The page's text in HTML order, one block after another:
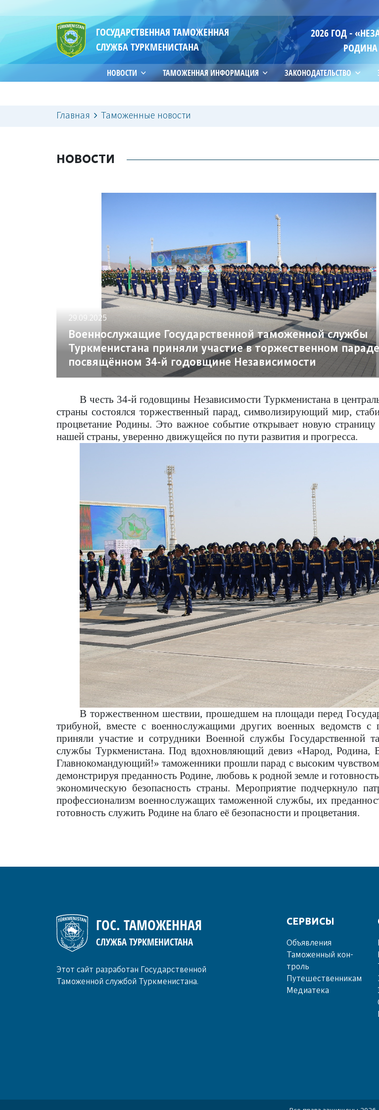
ГОСУДАРСТВЕННАЯ ТАМОЖЕННАЯ
СЛУЖБА ТУРКМЕНИСТАНА
2026 ГОД -
РОДИНА
НОВОСТИ ТАМОЖЕННАЯ ИНФОРМАЦИЯ ЗАКОНОДАТЕЛЬСТВО
Главная Таможенные новости
НОВОСТИ
29.09.2025
Военнослужащие Государственной таможенной службы
Туркменистана приняли участие в торжественном
посвящённом 34-й годовщине Независимости
В честь 34-й годовщины Независимости Туркменистана в
страны состоялся торжественный парад, символизирующий мир,
процветание Родины. Это важное событие открывает новую страницу
нашей страны, уверенно движущейся по пути развития и прогресса.
В торжественном шествии, прошедшем на площади перед
трибуной, вместе с военнослужащими других военных ведомств с
приняли участие и сотрудники Военной службы Государственной
службы Туркменистана. Под вдохновляющий девиз «Народ, Родина,
Главнокомандующий!» таможенники прошли парад с высоким чувством
демонстрируя преданность Родине, любовь к родной земле и
экономическую безопасность страны. Мероприятие подчеркнуло
профессионализм военнослужащих таможенной службы, их
готовность служить Родине на благо её безопасности и процветания.
ГОС. ТАМОЖЕННАЯ
СЛУЖБА ТУРКМЕНИСТАНА
Этот сайт разработан Государственной
Таможенной службой Туркменистана.
СЕРВИСЫ
Объ­яв­ле­ния
Та­мо­жен­ный кон­
троль
Пу­те­шест­вен­ни­кам
Ме­диа­те­ка